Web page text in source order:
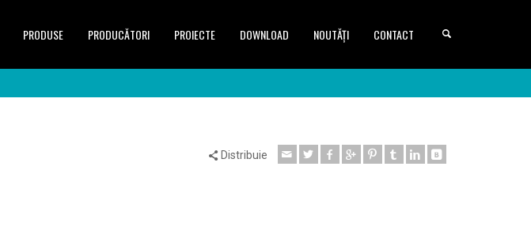
PRODUSE PRODUCĂTORI PROIECTE DOWNLOAD NOUTĂȚI CONTACT
Distribuie